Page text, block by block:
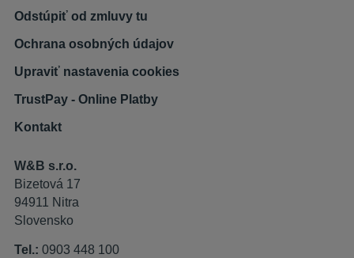
Odstúpiť od zmluvy tu
Ochrana osobných údajov
Upraviť nastavenia cookies
TrustPay - Online Platby
Kontakt
W&B s.r.o.
Bizetová 17
94911 Nitra
Slovensko
Tel.: 0903 448 100